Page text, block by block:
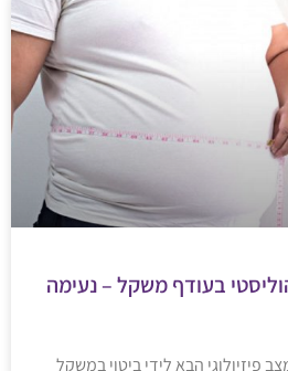
הוליסטי בעודף משקל – נעימה
הבא לידי ביטוי במשקל